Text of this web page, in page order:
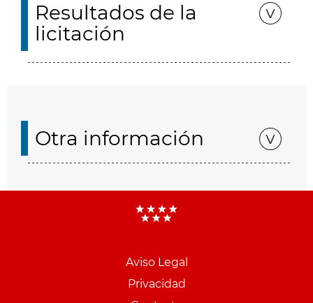
Resultados de la
licitación
Otra información
Aviso Legal
Privacidad